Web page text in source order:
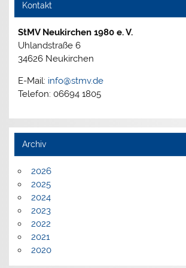
Kontakt
StMV Neukirchen 1980 e. V.
Uhlandstraße 6
34626 Neukirchen
E-Mail: info@stmv.de
Telefon: 06694 1805
Archiv
2026
2025
2024
2023
2022
2021
2020